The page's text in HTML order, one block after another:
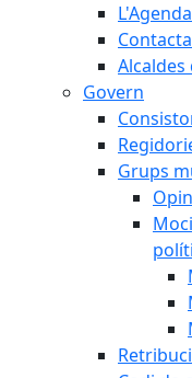
Alcaldes
Govern
Grups